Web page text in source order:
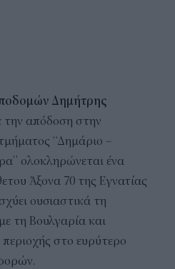
Δημήτρης
την απόδοση στην
“Δημάριο –
ολοκληρώνεται ένα
Άξονα 70 της Εγνατίας
ουσιαστικά τη
τη Βουλγαρία και
στο ευρύτερο